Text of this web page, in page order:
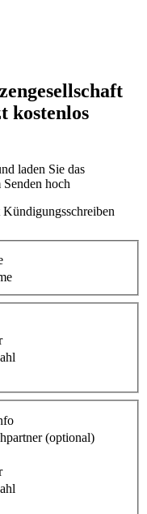
kostenlos
laden Sie das
hoch
(optional)